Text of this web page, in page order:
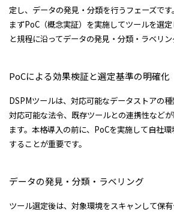
定し、データの発見・分類を行うフェーズです。
まずPoC（概念実証）を実施してツールを選
と規程に沿ってデータの発見・分類・ラベリン
PoCによる効果検証と選定基準の明確化
DSPMツールは、対応可能なデータストアの種
対応可能な法令、既存ツールとの連携性など
ます。本格導入の前に、PoCを実施して自社
することが重要です。
データの発見・分類・ラベリング
ツール選定後は、対象環境をスキャンして保